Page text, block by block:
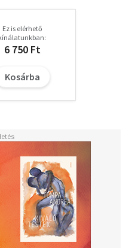
Ez is elérhető
6 750 Ft
Kosárba